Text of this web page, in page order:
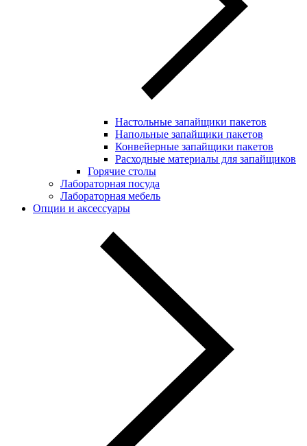
Настольные запайщики пакетов
Напольные запайщики пакетов
Конвейерные запайщики пакетов
Расходные материалы для запайщиков
Горячие столы
Лабораторная посуда
Лабораторная мебель
Опции и аксессуары